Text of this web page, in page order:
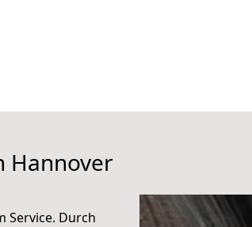
Hannover
Service. Durch